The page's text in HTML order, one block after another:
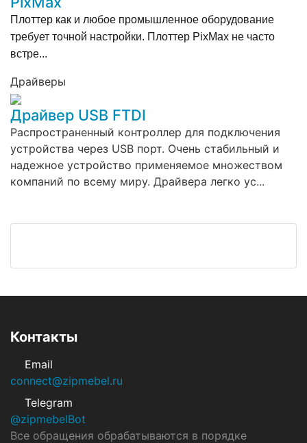
Плоттер как и любое промышленное оборудование
требует точной настройки. Плоттер PixMax не часто
встре...
Драйверы
Драйвер USB FTDI
Распространенный контроллер для подключения
устройства через USB порт. Очень стабильный и
надежное устройство применяемое множеством
компаний по всему миру. Драйвера легко ус...
Контакты
Email
connect@zipmebel.ru
Telegram
@zipmebelBot
Все обращения обрабатываются в порядке